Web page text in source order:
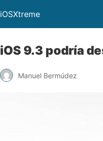
iOSXtreme
iOS 9.3 podría
Manuel Bermúdez